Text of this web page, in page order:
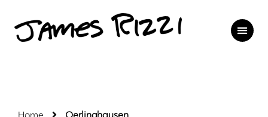
Home Oerlinghausen